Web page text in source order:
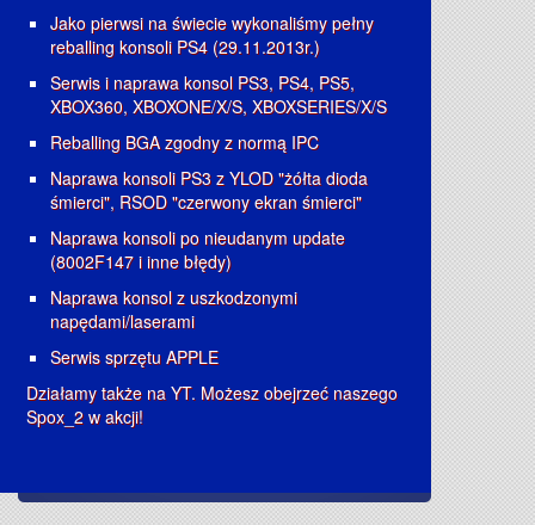
Jako pierwsi na świecie wykonaliśmy pełny
reballing konsoli PS4 (29.11.2013r.)
Serwis i naprawa konsol PS3, PS4, PS5,
XBOX360, XBOXONE/X/S, XBOXSERIES/X/S
Reballing BGA zgodny z normą IPC
Naprawa konsoli PS3 z YLOD "żółta dioda
śmierci", RSOD "czerwony ekran śmierci"
Naprawa konsoli po nieudanym update
(8002F147 i inne błędy)
Naprawa konsol z uszkodzonymi
napędami/laserami
Serwis sprzętu APPLE
Działamy także na YT. Możesz obejrzeć naszego
Spox_2 w akcji!